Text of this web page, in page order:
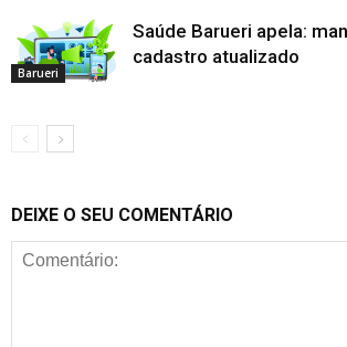
Barueri
Saúde Barueri apela:
cadastro atualizado
DEIXE O SEU COMENTÁRIO